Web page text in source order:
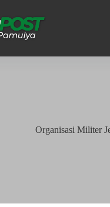
Organisasi Militer